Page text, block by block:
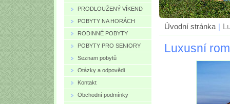
Úvodní stránka
Luxusní
PRODLOUŽENÝ VÍKEND
POBYTY NA HORÁCH
RODINNÉ POBYTY
POBYTY PRO SENIORY
Seznam pobytů
Otázky a odpovědi
Kontakt
Obchodní podmínky